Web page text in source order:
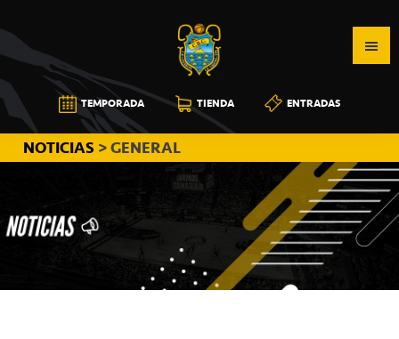
a
la
navegación
principal
al
contenido
principal
a
la
barra
lateral
principal
CB
CANARIAS
TEMPORADA TIENDA ENTRADAS
NOTICIAS > GENERAL